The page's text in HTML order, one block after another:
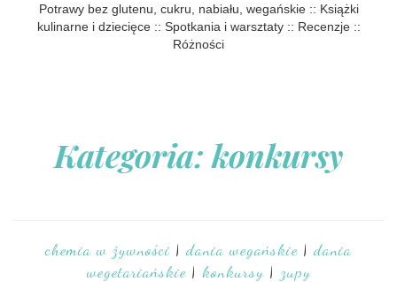
Potrawy bez glutenu, cukru, nabiału, wegańskie :: Książki
kulinarne i dziecięce :: Spotkania i warsztaty :: Recenzje ::
Różności
Kategoria: konkursy
chemia w żywności |dania wegańskie |dania
wegetariańskie| konkursy | zupy